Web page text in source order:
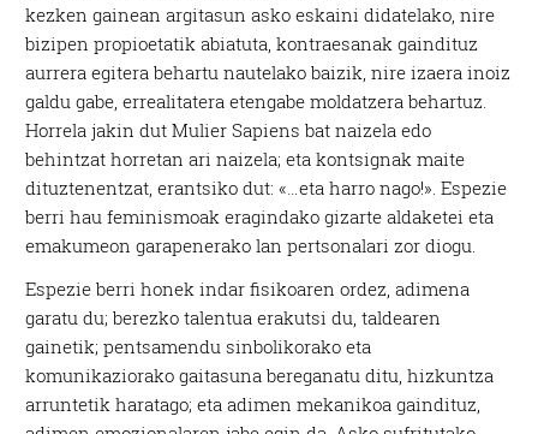
kezken gainean argitasun asko eskaini didatelako, nire
bizipen propioetatik abiatuta, kontraesanak gaindituz
aurrera egitera behartu nautelako baizik, nire izaera inoiz
galdu gabe, errealitatera etengabe moldatzera behartuz.
Horrela jakin dut Mulier Sapiens bat naizela edo
behintzat horretan ari naizela; eta kontsignak maite
dituztenentzat, erantsiko dut: «…eta harro nago!». Espezie
berri hau feminismoak eragindako gizarte aldaketei eta
emakumeon garapenerako lan pertsonalari zor diogu.
Espezie berri honek indar fisikoaren ordez, adimena
garatu du; berezko talentua erakutsi du, taldearen
gainetik; pentsamendu sinbolikorako eta
komunikaziorako gaitasuna bereganatu ditu, hizkuntza
arruntetik haratago; eta adimen mekanikoa gaindituz,